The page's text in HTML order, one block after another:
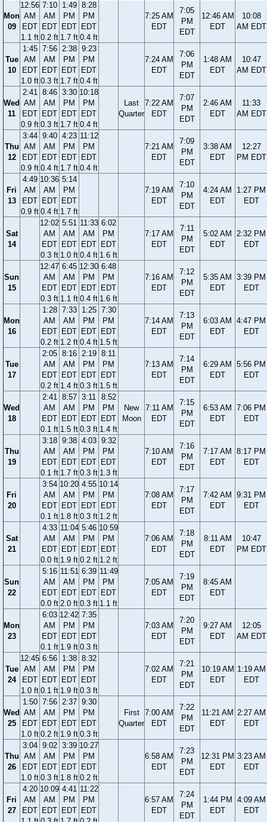
Mon
09
12:56
AM
EDT
1.1 ft
7:10
AM
EDT
0.2 ft
1:49
PM
EDT
1.7 ft
8:28
PM
EDT
0.4 ft
7:25 AM
EDT
7:05
PM
EDT
12:46 AM
EDT
10:08
AM EDT
Tue
10
1:45
AM
EDT
1.0 ft
7:56
AM
EDT
0.3 ft
2:38
PM
EDT
1.7 ft
9:23
PM
EDT
0.4 ft
7:24 AM
EDT
7:06
PM
EDT
1:48 AM
EDT
10:47
AM EDT
Wed
11
2:41
AM
EDT
0.9 ft
8:46
AM
EDT
0.3 ft
3:30
PM
EDT
1.7 ft
10:18
PM
EDT
0.4 ft
Last
Quarter
7:22 AM
EDT
7:07
PM
EDT
2:46 AM
EDT
11:33
AM EDT
Thu
12
3:44
AM
EDT
0.9 ft
9:40
AM
EDT
0.4 ft
4:23
PM
EDT
1.7 ft
11:12
PM
EDT
0.4 ft
7:21 AM
EDT
7:09
PM
EDT
3:38 AM
EDT
12:27
PM EDT
Fri
13
4:49
AM
EDT
0.9 ft
10:36
AM
EDT
0.4 ft
5:14
PM
EDT
1.7 ft
7:19 AM
EDT
7:10
PM
EDT
4:24 AM
EDT
1:27 PM
EDT
Sat
14
12:02
AM
EDT
0.3 ft
5:51
AM
EDT
1.0 ft
11:33
AM
EDT
0.4 ft
6:02
PM
EDT
1.6 ft
7:17 AM
EDT
7:11
PM
EDT
5:02 AM
EDT
2:32 PM
EDT
Sun
15
12:47
AM
EDT
0.3 ft
6:45
AM
EDT
1.1 ft
12:30
PM
EDT
0.4 ft
6:48
PM
EDT
1.6 ft
7:16 AM
EDT
7:12
PM
EDT
5:35 AM
EDT
3:39 PM
EDT
Mon
16
1:28
AM
EDT
0.2 ft
7:33
AM
EDT
1.2 ft
1:25
PM
EDT
0.4 ft
7:30
PM
EDT
1.5 ft
7:14 AM
EDT
7:13
PM
EDT
6:03 AM
EDT
4:47 PM
EDT
Tue
17
2:05
AM
EDT
0.2 ft
8:16
AM
EDT
1.4 ft
2:19
PM
EDT
0.3 ft
8:11
PM
EDT
1.5 ft
7:13 AM
EDT
7:14
PM
EDT
6:29 AM
EDT
5:56 PM
EDT
Wed
18
2:41
AM
EDT
0.1 ft
8:57
AM
EDT
1.5 ft
3:11
PM
EDT
0.3 ft
8:52
PM
EDT
1.4 ft
New
Moon
7:11 AM
EDT
7:15
PM
EDT
6:53 AM
EDT
7:06 PM
EDT
Thu
19
3:18
AM
EDT
0.1 ft
9:38
AM
EDT
1.7 ft
4:03
PM
EDT
0.3 ft
9:32
PM
EDT
1.3 ft
7:10 AM
EDT
7:16
PM
EDT
7:17 AM
EDT
8:17 PM
EDT
Fri
20
3:54
AM
EDT
0.1 ft
10:20
AM
EDT
1.8 ft
4:55
PM
EDT
0.3 ft
10:14
PM
EDT
1.2 ft
7:08 AM
EDT
7:17
PM
EDT
7:42 AM
EDT
9:31 PM
EDT
Sat
21
4:33
AM
EDT
0.0 ft
11:04
AM
EDT
1.9 ft
5:46
PM
EDT
0.2 ft
10:59
PM
EDT
1.2 ft
7:06 AM
EDT
7:18
PM
EDT
8:11 AM
EDT
10:47
PM EDT
Sun
22
5:16
AM
EDT
0.0 ft
11:51
AM
EDT
2.0 ft
6:39
PM
EDT
0.3 ft
11:49
PM
EDT
1.1 ft
7:05 AM
EDT
7:19
PM
EDT
8:45 AM
EDT
Mon
23
6:03
AM
EDT
0.1 ft
12:42
PM
EDT
1.9 ft
7:35
PM
EDT
0.3 ft
7:03 AM
EDT
7:20
PM
EDT
9:27 AM
EDT
12:05
AM EDT
Tue
24
12:45
AM
EDT
1.0 ft
6:56
AM
EDT
0.1 ft
1:38
PM
EDT
1.9 ft
8:32
PM
EDT
0.3 ft
7:02 AM
EDT
7:21
PM
EDT
10:19 AM
EDT
1:19 AM
EDT
Wed
25
1:50
AM
EDT
1.0 ft
7:56
AM
EDT
0.2 ft
2:37
PM
EDT
1.9 ft
9:30
PM
EDT
0.3 ft
First
Quarter
7:00 AM
EDT
7:22
PM
EDT
11:21 AM
EDT
2:27 AM
EDT
Thu
26
3:04
AM
EDT
1.0 ft
9:02
AM
EDT
0.3 ft
3:39
PM
EDT
1.8 ft
10:27
PM
EDT
0.2 ft
6:58 AM
EDT
7:23
PM
EDT
12:31 PM
EDT
3:23 AM
EDT
Fri
27
4:20
AM
EDT
10:09
AM
EDT
4:41
PM
EDT
11:22
PM
EDT
6:57 AM
EDT
7:24
PM
EDT
1:44 PM
EDT
4:09 AM
EDT